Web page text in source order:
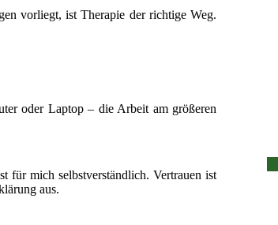
vorliegt, ist Therapie der richtige Weg.
oder Laptop – die Arbeit am größeren
für mich selbstverständlich. Vertrauen ist
aus.